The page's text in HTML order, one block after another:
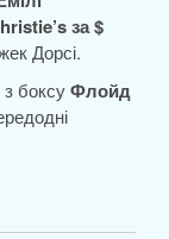
за $
Дорсі.
з боксуФлойд